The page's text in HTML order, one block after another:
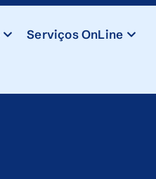
Serviços OnLine